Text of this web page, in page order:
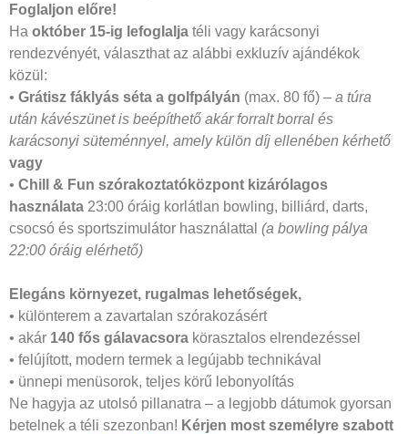
Foglaljon előre!
Ha október 15-ig lefoglalja téli vagy karácsonyi
rendezvényét, választhat az alábbi exkluzív ajándékok
közül:
• Grátisz fáklyás séta a golfpályán (max. 80 fő) – a túra
után kávészünet is beépíthető akár forralt borral és
karácsonyi süteménnyel, amely külön díj ellenében kérhető
vagy
• Chill & Fun szórakoztatóközpont kizárólagos
használata 23:00 óráig korlátlan bowling, billiárd, darts,
csocsó és sportszimulátor használattal (a bowling pálya
22:00 óráig elérhető)
Elegáns környezet, rugalmas lehetőségek,
• különterem a zavartalan szórakozásért
• akár 140 fős gálavacsora körasztalos elrendezéssel
• felújított, modern termek a legújabb technikával
• ünnepi menüsorok, teljes körű lebonyolítás
Ne hagyja az utolsó pillanatra – a legjobb dátumok gyorsan
betelnek a téli szezonban! Kérjen most személyre szabott